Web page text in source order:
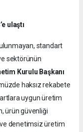
ulaştı
standart
sektörünün
Kurulu Başkanı
haksız rekabete
uygun üretim
ürün güvenliği
ve denetimsiz üretim